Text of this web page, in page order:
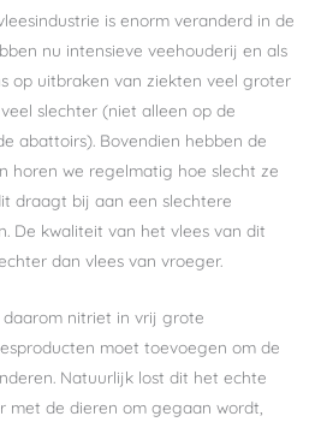
is enorm veranderd in de
nu intensieve veehouderij en als
op uitbraken van ziekten veel groter
slechter (niet alleen op de
abattoirs). Bovendien hebben de
horen we regelmatig hoe slecht ze
draagt bij aan een slechtere
De kwaliteit van het vlees van dit
dan vlees van vroeger.
nitriet in vrij grote
moet toevoegen om de
Natuurlijk lost dit het echte
met de dieren om gegaan wordt,